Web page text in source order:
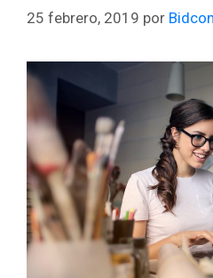
25 febrero, 2019 por